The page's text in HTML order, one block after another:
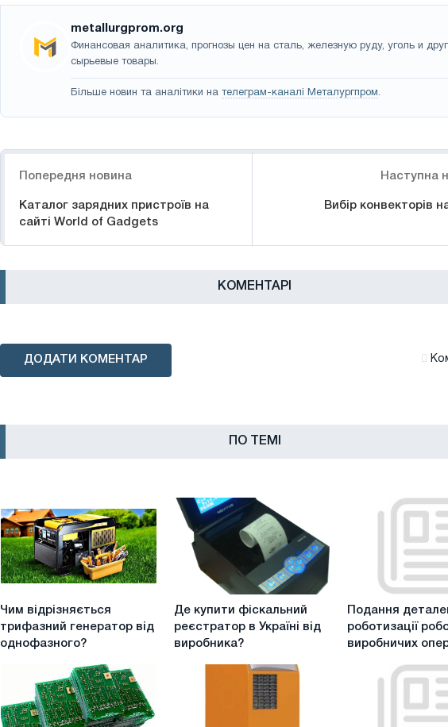
metallurgprom.org
Финансовая аналитика, прогнозы цен на сталь, железную руду, уголь и
сырьевые товары.
Більше новин та аналітики на телеграм-каналі Металургпром.
Попередня новина
Каталог зарядних пристроїв на
сайті World of Gadgets
Наступна
Вибір конвекторів
КОМЕНТАРІ
ДОДАТИ КОМЕНТАР
ПО ТЕМІ
відрізняється
трифазний
генератор
однофазного?
Чим відрізняється
трифазний генератор від
однофазного?
купити
фіскальний
реєстратор
Де купити фіскальний
реєстратор в Україні від
виробника?
деталей
під
час
роботизації
виробничих
Подання
роботизації
виробничих